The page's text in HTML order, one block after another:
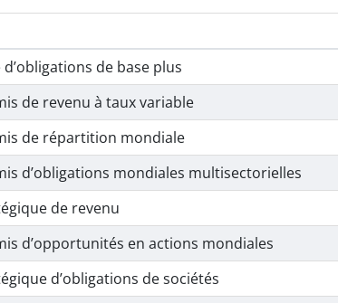
de base plus
de revenu à taux variable
de répartition mondiale
d’obligations mondiales multisectorielles
de revenu
d’opportunités en actions mondiales
d’obligations de sociétés